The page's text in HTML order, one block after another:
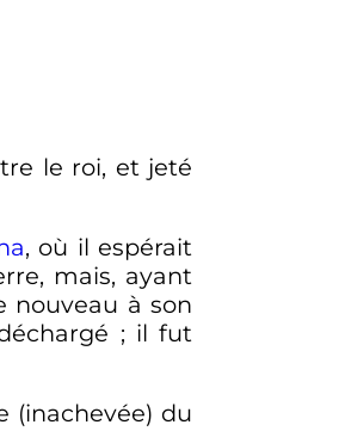
le roi, et jeté
, où il espérait
mais, ayant
nouveau à son
; il fut
(inachevée) du